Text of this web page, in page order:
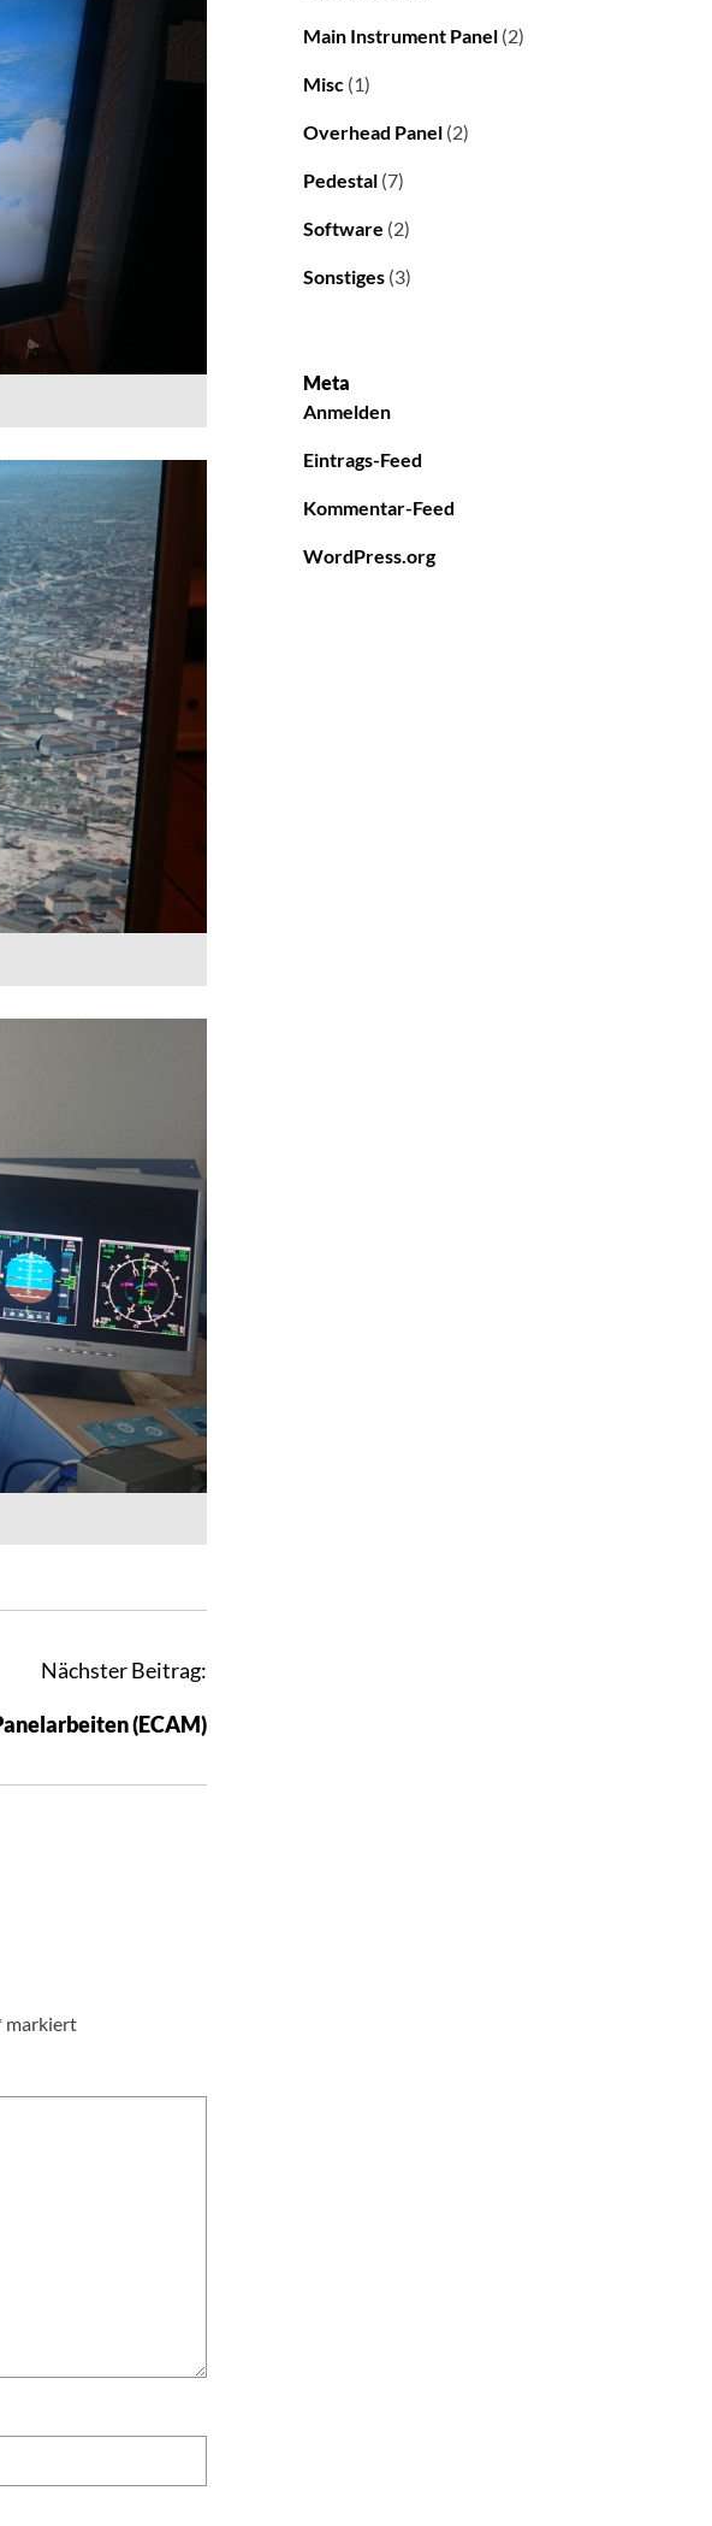
Nächster Beitrag:
(ECAM)
markiert
Main Instrument Panel (2)
Misc (1)
Overhead Panel (2)
Pedestal (7)
Software (2)
Sonstiges (3)
Meta
Anmelden
Eintrags-Feed
Kommentar-Feed
WordPress.org